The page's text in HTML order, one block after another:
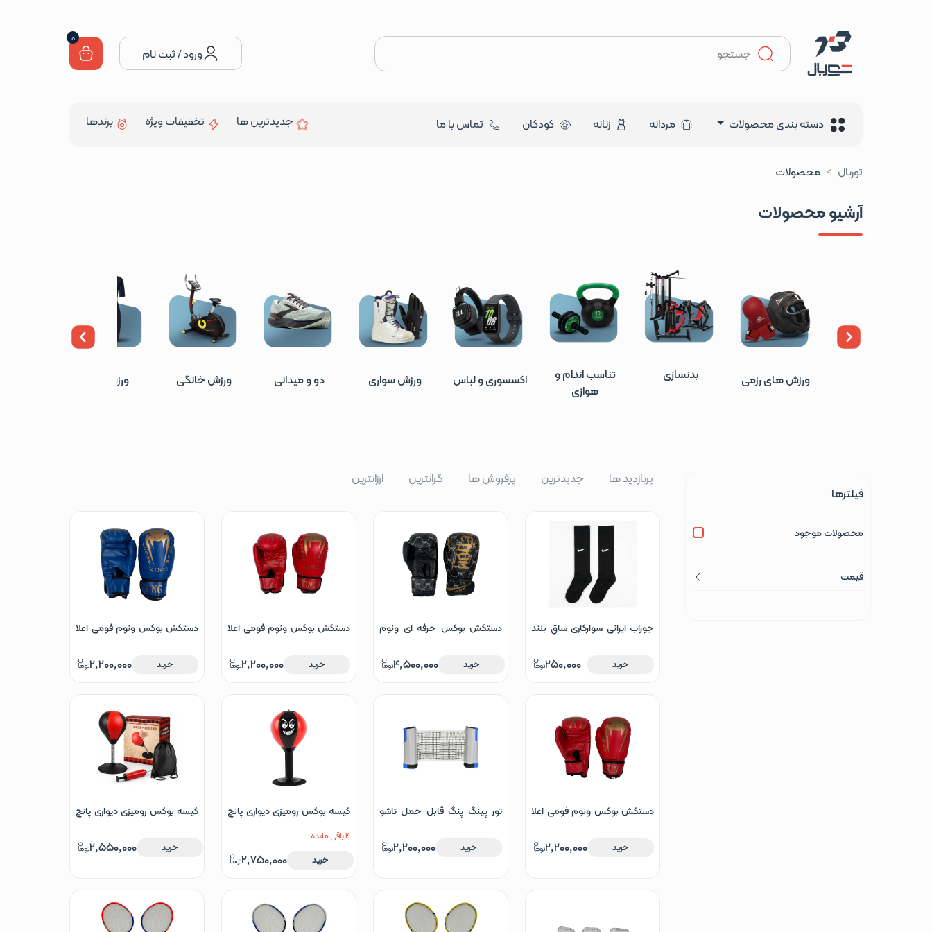
ورود / ثبت نام
0
دسته بندی محصولات مردانه زنانه کودکان تماس با ما جدیدترین ها تخفیفات ویژه برندها
توربال محصولات
آرشیو محصولات
ورزش های رزمی بدنسازی
تناسب اندام و
هوازی
اکسسوری و لباس ورزش‌ سواری دو و میدانی ورزش خانگی ورزش آبی
فیلترها
محصولات موجود
قیمت
پربازدید ها جدیدترین پرفروش ها گرانترین ارزانترین
جوراب ایرانی سوارکاری ساق بلند
خرید 250,000
دستکش بوکس حرفه ای ونوم
خرید 4,500,000
دستکش بوکس ونوم فومی اعلا
خرید 2,200,000
دستکش بوکس ونوم فومی اعلا
خرید 2,200,000
دستکش بوکس ونوم فومی اعلا
خرید 2,200,000
تور پینگ پنگ قابل حمل تاشو
خرید 2,200,000
کیسه بوکس رومیزی دیواری پانچ
4 باقی مانده
خرید
2,750,000
کیسه بوکس رومیزی دیواری پانچ
خرید 2,550,000